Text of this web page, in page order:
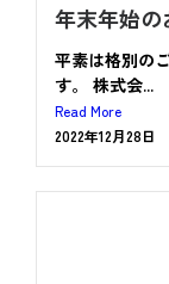
年末年始の
平素は格別の
す。 株式会...
Read More
2022年12月28日